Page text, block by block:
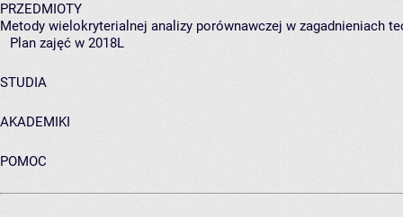
PRZEDMIOTY
Metody wielokryterialnej analizy porównawczej w zagadnieniach
Plan zajęć w 2018L
STUDIA
AKADEMIKI
POMOC